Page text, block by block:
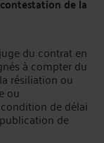
du contrat en
à compter du
résiliation ou
ou
de délai
de